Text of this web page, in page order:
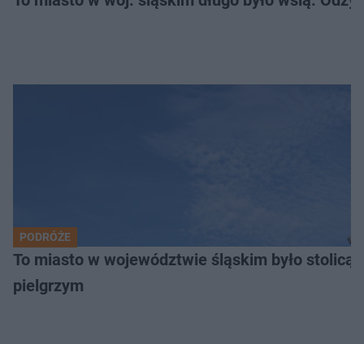
PODRÓŻE
To miasto w województwie śląskim było
pielgrzym